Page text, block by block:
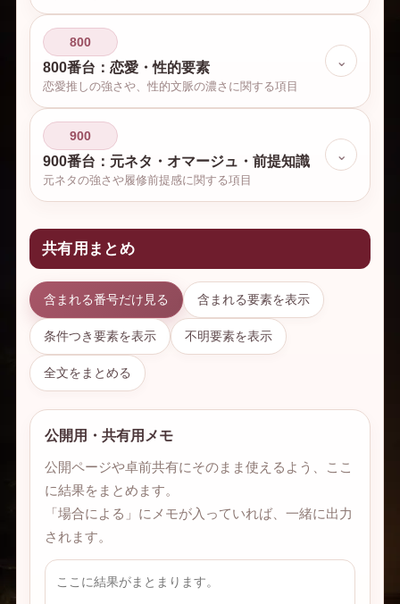
800
800番台：恋愛・性的要素
恋愛推しの強さや、性的文脈の濃さに関する項目
⌄
900
900番台：元ネタ・オマージュ・前提知識
元ネタの強さや履修前提感に関する項目
⌄
共有用まとめ
含まれる番号だけ見る 含まれる要素を表示
条件つき要素を表示 不明要素を表示
全文をまとめる
公開用・共有用メモ
公開ページや卓前共有にそのまま使えるよう、ここ
に結果をまとめます。
「場合による」にメモが入っていれば、一緒に出力
されます。